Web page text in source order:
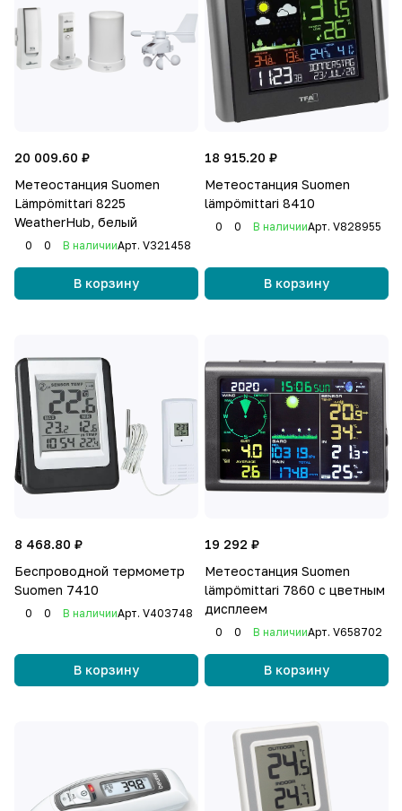
20 009.60 ₽
Метеостанция Suomen
Lämpömittari 8225
WeatherHub, белый
0 0 В наличииАрт. V321458
В корзину
18 915.20 ₽
Метеостанция Suomen
lämpömittari 8410
0 0 В наличииАрт. V828955
В корзину
8 468.80 ₽
Беспроводной термометр
Suomen 7410
0 0 В наличииАрт. V403748
В корзину
19 292 ₽
Метеостанция Suomen
lämpömittari 7860 с цветным
дисплеем
0 0 В наличииАрт. V658702
В корзину